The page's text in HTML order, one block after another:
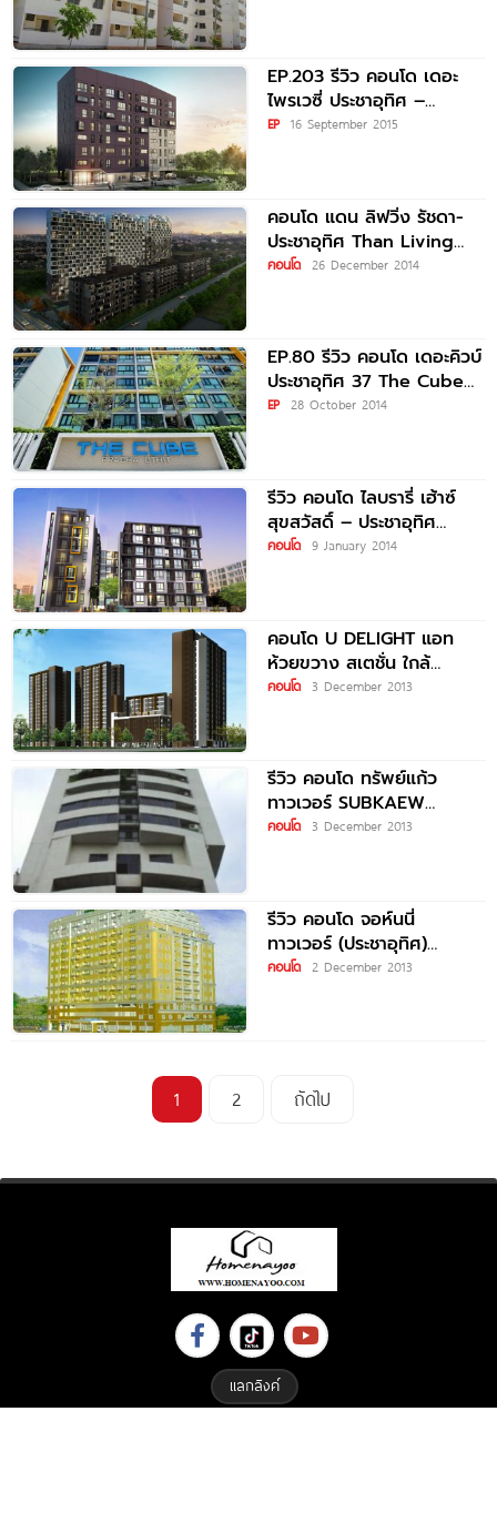
EP.203 รีวิว คอนโด เดอะ
ไพรเวซี่ ประชาอุทิศ –
สุขสวัสดิ์ THE PRIVACY
EP 16 September 2015
คอนโด แดน ลิฟวิ่ง รัชดา-
ประชาอุทิศ Than Living
Rachada-Prachautid
คอนโด 26 December 2014
EP.80 รีวิว คอนโด เดอะคิวบ์
ประชาอุทิศ 37 The Cube
Pracha Uthit
EP 28 October 2014
รีวิว คอนโด ไลบรารี่ เฮ้าซ์
สุขสวัสดิ์ – ประชาอุทิศ
Library Houze
คอนโด 9 January 2014
คอนโด U DELIGHT แอท
ห้วยขวาง สเตชั่น ใกล้
รถไฟฟ้า MRT ห้วยขวาง
คอนโด 3 December 2013
รีวิว คอนโด ทรัพย์แก้ว
ทาวเวอร์ SUBKAEW
TOWER
คอนโด 3 December 2013
รีวิว คอนโด จอห์นนี่
ทาวเวอร์ (ประชาอุทิศ)
JOHNNY TOWER
คอนโด 2 December 2013
1 2 ถัดไป
แลกลิงค์